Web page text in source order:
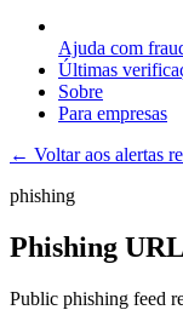
Ajuda com
Últimas
Sobre
Para empresas
← Voltar aos alertas
phishing
Phishing
Public phishing feed